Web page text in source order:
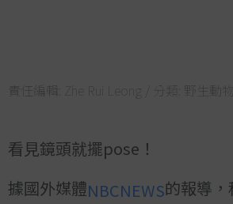
責任編輯: Zhe Rui Leong / 分類: 野生動
看見鏡頭就擺pose！
據國外媒體NBCNEWS的報導